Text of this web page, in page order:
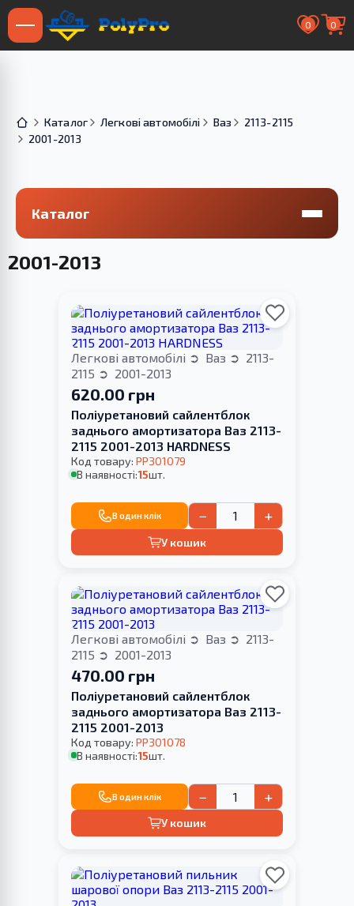
0 0
Каталог Легкові автомобілі Ваз
2113-2115
2001-2013
Каталог
2001-2013
Легкові автомобілі Ваз
2113-
2115
2001-2013
620.00 грн
Поліуретановий сайлентблок
заднього амортизатора Ваз 2113-
2115 2001-2013 HARDNESS
Код товару: PP301079
В наявності:15шт.
В один клік − +
У кошик
Легкові автомобілі Ваз
2113-
2115
2001-2013
470.00 грн
Поліуретановий сайлентблок
заднього амортизатора Ваз 2113-
2115 2001-2013
Код товару: PP301078
В наявності:15шт.
В один клік − +
У кошик